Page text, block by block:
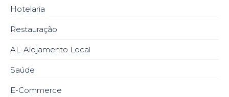
Hotelaria
Restauração
AL-Alojamento Local
Saúde
E-Commerce